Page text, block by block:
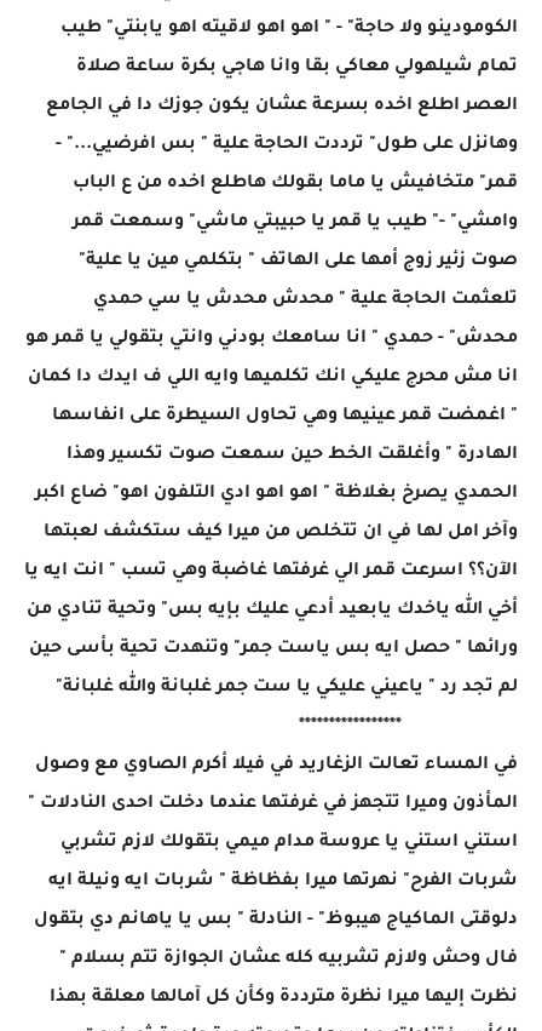
الكومودينو ولا حاجة" - " اهو اهو لاقيته اهو يابنتي" طيب
تمام شيلهولي معاكي بقا وانا هاجي بكرة ساعة صلاة
العصر اطلع اخده بسرعة عشان يكون جوزك دا في الجامع
وهانزل على طول" ترددت الحاجة علية " بس افرضيي..." -
قمر" متخافيش يا ماما بقولك هاطلع اخده من ع الباب
وامشي" -" طيب يا قمر يا حبيبتي ماشي" وسمعت قمر
صوت زئير زوج أمها على الهاتف " بتكلمي مين يا علية"
تلعثمت الحاجة علية " محدش محدش يا سي حمدي
محدش" - حمدي " انا سامعك بودني وانتي بتقولي يا قمر هو
انا مش محرج عليكي انك تكلميها وايه اللي ف ايدك دا كمان
" اغمضت قمر عينيها وهي تحاول السيطرة على انفاسها
الهادرة " وأغلقت الخط حين سمعت صوت تكسير وهذا
الحمدي يصرخ بغلاظة " اهو اهو ادي التلفون اهو" ضاع اكبر
وآخر امل لها في ان تتخلص من ميرا كيف ستكشف لعبتها
الآن؟؟ اسرعت قمر الي غرفتها غاضبة وهي تسب " انت ايه يا
أخي الله ياخدك يابعيد أدعي عليك بإيه بس" وتحية تنادي من
ورائها " حصل ايه بس ياست جمر" وتنهدت تحية بأسى حين
لم تجد رد " ياعيني عليكي يا ست جمر غلبانة والله غلبانة"
*****************
في المساء تعالت الزغاريد في فيلا أكرم الصاوي مع وصول
المأذون وميرا تتجهز في غرفتها عندما دخلت احدى النادلات "
استني استني يا عروسة مدام ميمي بتقولك لازم تشربي
شربات الفرح" نهرتها ميرا بفظاظة " شربات ايه ونيلة ايه
دلوقتى الماكياج هيبوظ" - النادلة " بس يا ياهانم دي بتقول
فال وحش ولازم تشربيه كله عشان الجوازة تتم بسلام "
نظرت إليها ميرا نظرة مترددة وكأن كل آمالها معلقة بهذا